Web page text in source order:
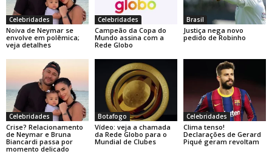
Celebridades
Noiva de Neymar se
envolve em polêmica;
veja detalhes
Celebridades
Campeão da Copa do
Mundo assina com a
Rede Globo
Brasil
Justiça nega novo
pedido de Robinho
Celebridades
Crise? Relacionamento
de Neymar e Bruna
Biancardi passa por
momento delicado
Botafogo
Vídeo: veja a chamada
da Rede Globo para o
Mundial de Clubes
Celebridades
Clima tenso!
Declarações de Gerard
Piqué geram revoltam